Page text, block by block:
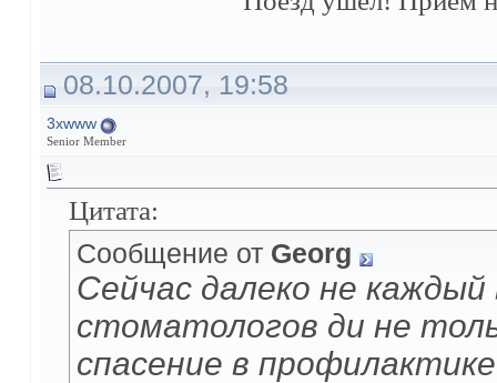
08.10.2007, 19:58
3xwww
Senior Member
Цитата:
Сообщение от Georg
Сейчас далеко не
стоматологов ди не
спасение в